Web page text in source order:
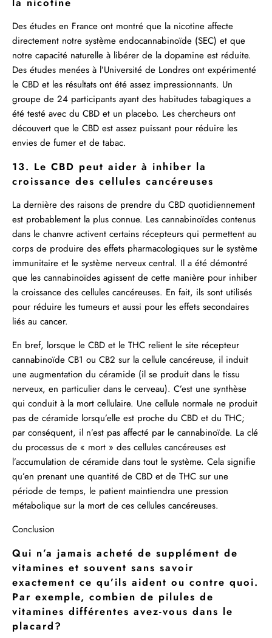
Des études en France ont montré que la nicotine affecte
directement notre système endocannabinoïde (SEC) et que
notre capacité naturelle à libérer de la dopamine est réduite.
Des études menées à l’Université de Londres ont expérimenté
le CBD et les résultats ont été assez impressionnants. Un
groupe de 24 participants ayant des habitudes tabagiques a
été testé avec du CBD et un placebo. Les chercheurs ont
découvert que le CBD est assez puissant pour réduire les
envies de fumer et de tabac.
13. Le CBD peut aider à inhiber la
croissance des cellules cancéreuses
La dernière des raisons de prendre du CBD quotidiennement
est probablement la plus connue. Les cannabinoïdes contenus
dans le chanvre activent certains récepteurs qui permettent au
corps de produire des effets pharmacologiques sur le système
immunitaire et le système nerveux central. Il a été démontré
que les cannabinoïdes agissent de cette manière pour inhiber
la croissance des cellules cancéreuses. En fait, ils sont utilisés
pour réduire les tumeurs et aussi pour les effets secondaires
liés au cancer.
En bref, lorsque le CBD et le THC relient le site récepteur
cannabinoïde CB1 ou CB2 sur la cellule cancéreuse, il induit
une augmentation du céramide (il se produit dans le tissu
nerveux, en particulier dans le cerveau). C’est une synthèse
qui conduit à la mort cellulaire. Une cellule normale ne produit
pas de céramide lorsqu’elle est proche du CBD et du THC;
par conséquent, il n’est pas affecté par le cannabinoïde. La clé
du processus de « mort » des cellules cancéreuses est
l’accumulation de céramide dans tout le système. Cela signifie
qu’en prenant une quantité de CBD et de THC sur une
période de temps, le patient maintiendra une pression
métabolique sur la mort de ces cellules cancéreuses.
Conclusion
Qui n’a jamais acheté de supplément de
vitamines et souvent sans savoir
exactement ce qu’ils aident ou contre quoi.
Par exemple, combien de pilules de
vitamines différentes avez-vous dans le
placard?